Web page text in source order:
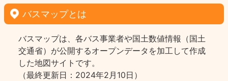
バスマップとは
バスマップは、各バス事業者や国土数値情報（国土
交通省）が公開するオープンデータを加工して作成
した地図サイトです。
（最終更新日：2024年2月10日）